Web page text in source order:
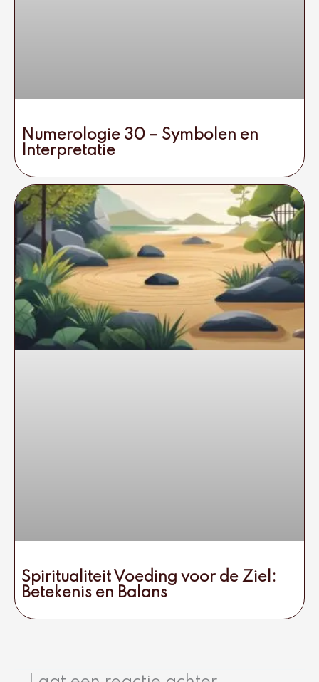
Numerologie 30 – Symbolen en
Interpretatie
Spiritualiteit Voeding voor de Ziel:
Betekenis en Balans